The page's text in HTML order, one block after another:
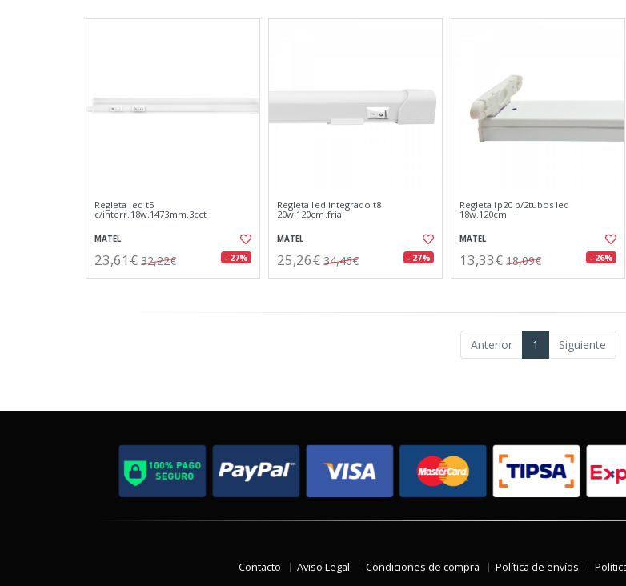
Regleta led t5
c/interr.18w.1473mm.3cct
MATEL
23,61€ 32,22€ - 27%
Regleta led integrado t8
20w.120cm.fria
MATEL
25,26€ 34,46€ - 27%
Regleta ip20 p/2tubos led
18w.120cm
MATEL
13,33€ 18,09€ - 26%
Anterior 1 Siguiente
Contacto Aviso Legal Condiciones de compra Política de envíos